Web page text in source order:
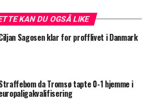
KAN DU OGSÅ LIKE
Sagosen klar for profflivet i Danmark
da Tromsø tapte 0-1 hjemme i